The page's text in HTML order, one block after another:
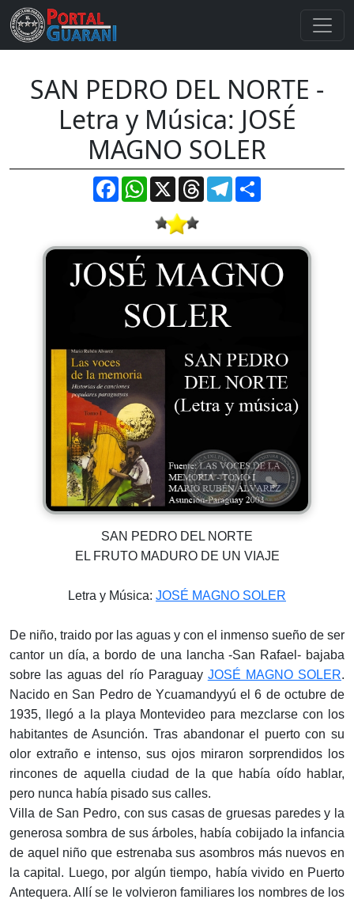
SAN PEDRO DEL NORTE -
Letra y Música: JOSÉ
MAGNO SOLER
FacebookWhatsApp
X ThreadsTelegram
SAN PEDRO DEL NORTE
EL FRUTO MADURO DE UN VIAJE
Letra y Música: JOSÉ MAGNO SOLER
De niño, traido por las aguas y con el inmenso sueño de ser
cantor un día, a bordo de una lancha -San Rafael- bajaba
sobre las aguas del río Paraguay JOSÉ MAGNO SOLER.
Nacido en San Pedro de Ycuamandyyú el 6 de octubre de
1935, llegó a la playa Montevideo para mezclarse con los
habitantes de Asunción. Tras abandonar el puerto con su
olor extraño e intenso, sus ojos miraron sorprendidos los
rincones de aquella ciudad de la que había oído hablar,
pero nunca había pisado sus calles.
Villa de San Pedro, con sus casas de gruesas paredes y la
generosa sombra de sus árboles, había cobijado la infancia
de aquel niño que estrenaba sus asombros más nuevos en
la capital. Luego, por algún tiempo, había vivido en Puerto
Antequera. Allí se le volvieron familiares los nombres de los